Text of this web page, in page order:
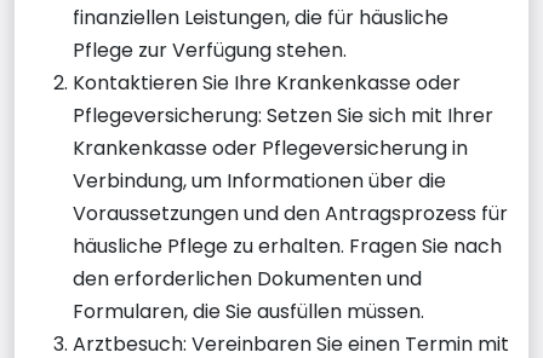
finanziellen Leistungen, die für häusliche
Pflege zur Verfügung stehen.
Kontaktieren Sie Ihre Krankenkasse oder
Pflegeversicherung: Setzen Sie sich mit Ihrer
Krankenkasse oder Pflegeversicherung in
Verbindung, um Informationen über die
Voraussetzungen und den Antragsprozess für
häusliche Pflege zu erhalten. Fragen Sie nach
den erforderlichen Dokumenten und
Formularen, die Sie ausfüllen müssen.
Arztbesuch: Vereinbaren Sie einen Termin mit